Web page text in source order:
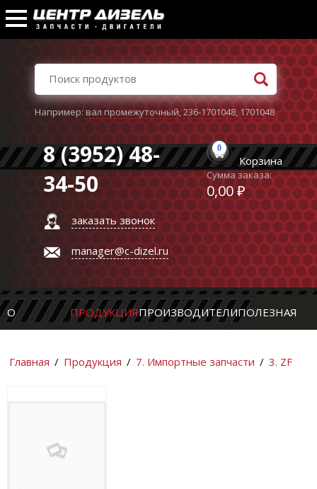
Например:вал промежуточный,236-1701048,1701048
8 (3952) 48-
34-50
заказать звонок
manager@c-dizel.ru
0
Корзина
Сумма заказа:
0,00 ₽
О ПРОДУКЦИЯПРОИЗВОДИТЕЛИПОЛЕЗНАЯ
Главная / Продукция / 7. Импортные запчасти / 3. ZF